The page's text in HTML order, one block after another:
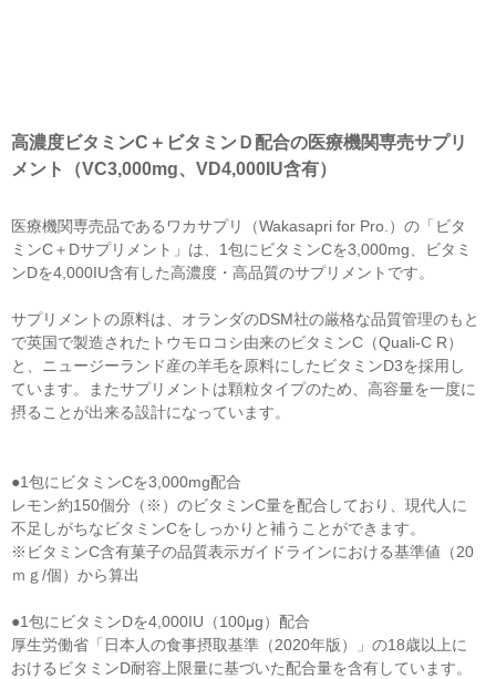
高濃度ビタミンC＋ビタミンＤ配合の医療機関専売サプリ
メント（VC3,000mg、VD4,000IU含有）
医療機関専売品であるワカサプリ（Wakasapri for Pro.）の「ビタ
ミンC＋Dサプリメント」は、1包にビタミンCを3,000mg、ビタミ
ンDを4,000IU含有した高濃度・高品質のサプリメントです。
サプリメントの原料は、オランダのDSM社の厳格な品質管理のもと
で英国で製造されたトウモロコシ由来のビタミンC（Quali-C R）
と、ニュージーランド産の羊毛を原料にしたビタミンD3を採用し
ています。またサプリメントは顆粒タイプのため、高容量を一度に
摂ることが出来る設計になっています。
●1包にビタミンCを3,000mg配合
レモン約150個分（※）のビタミンC量を配合しており、現代人に
不足しがちなビタミンCをしっかりと補うことができます。
※ビタミンC含有菓子の品質表示ガイドラインにおける基準値（20
ｍｇ/個）から算出
●1包にビタミンDを4,000IU（100μg）配合
厚生労働省「日本人の食事摂取基準（2020年版）」の18歳以上に
おけるビタミンD耐容上限量に基づいた配合量を含有しています。